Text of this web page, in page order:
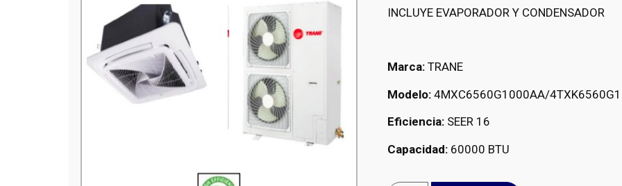
INCLUYE EVAPORADOR Y CONDENSADOR
Marca: TRANE
Modelo: 4MXC6560G1000AA/
Eficiencia: SEER 16
Capacidad: 60000 BTU